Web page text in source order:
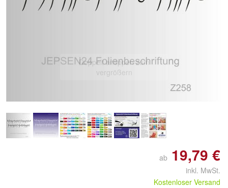
Doppelt antippen zum
vergrößern
ab 19,79 €
inkl. MwSt.
Kostenloser Versand